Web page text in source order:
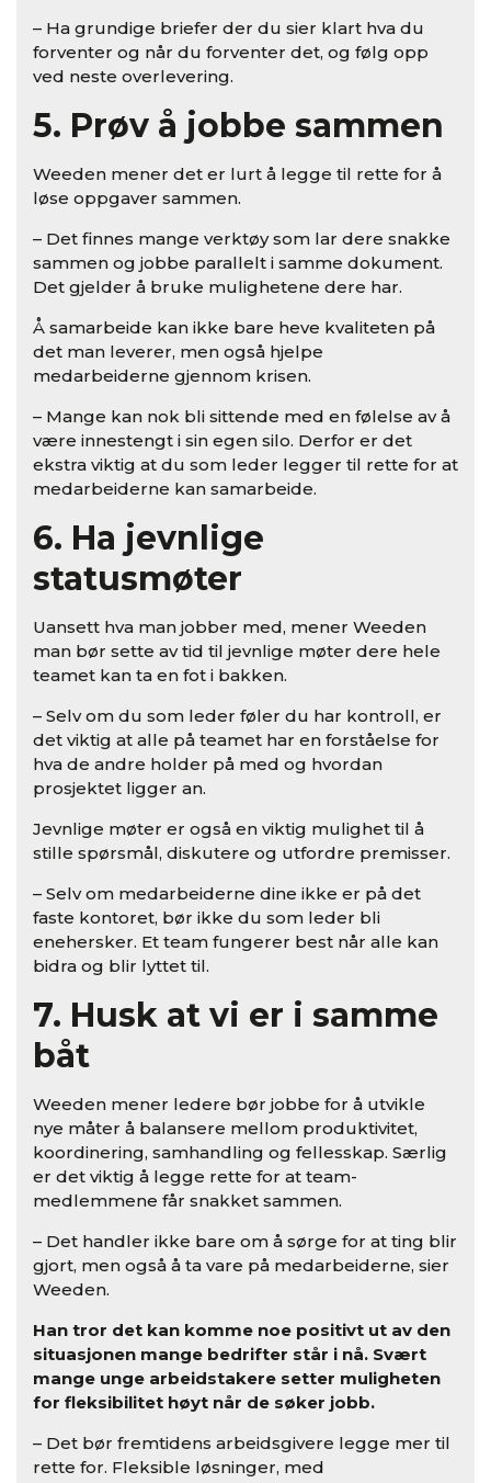
– Ha grundige briefer der du sier klart hva du
forventer og når du forventer det, og følg opp
ved neste overlevering.
5. Prøv å jobbe sammen
Weeden mener det er lurt å legge til rette for å
løse oppgaver sammen.
– Det finnes mange verktøy som lar dere snakke
sammen og jobbe parallelt i samme dokument.
Det gjelder å bruke mulighetene dere har.
Å samarbeide kan ikke bare heve kvaliteten på
det man leverer, men også hjelpe
medarbeiderne gjennom krisen.
– Mange kan nok bli sittende med en følelse av å
være innestengt i sin egen silo. Derfor er det
ekstra viktig at du som leder legger til rette for at
medarbeiderne kan samarbeide.
6. Ha jevnlige
statusmøter
Uansett hva man jobber med, mener Weeden
man bør sette av tid til jevnlige møter dere hele
teamet kan ta en fot i bakken.
– Selv om du som leder føler du har kontroll, er
det viktig at alle på teamet har en forståelse for
hva de andre holder på med og hvordan
prosjektet ligger an.
Jevnlige møter er også en viktig mulighet til å
stille spørsmål, diskutere og utfordre premisser.
– Selv om medarbeiderne dine ikke er på det
faste kontoret, bør ikke du som leder bli
enehersker. Et team fungerer best når alle kan
bidra og blir lyttet til.
7. Husk at vi er i samme
båt
Weeden mener ledere bør jobbe for å utvikle
nye måter å balansere mellom produktivitet,
koordinering, samhandling og fellesskap. Særlig
er det viktig å legge rette for at team-
medlemmene får snakket sammen.
– Det handler ikke bare om å sørge for at ting blir
gjort, men også å ta vare på medarbeiderne, sier
Weeden.
Han tror det kan komme noe positivt ut av den
situasjonen mange bedrifter står i nå. Svært
mange unge arbeidstakere setter muligheten
for fleksibilitet høyt når de søker jobb.
– Det bør fremtidens arbeidsgivere legge mer til
rette for. Fleksible løsninger, med